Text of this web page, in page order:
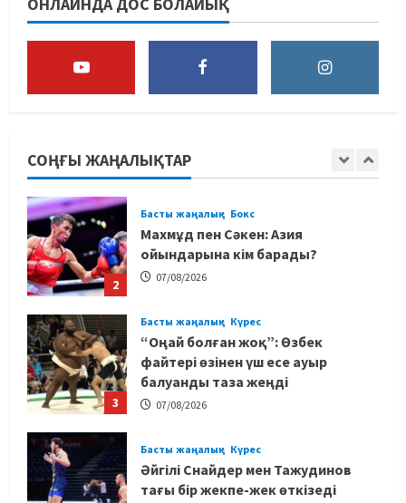
СОҢҒЫ ЖАҢАЛЫҚТАР
құрамасының бас бапкері
тағайындалды
1 07/08/2026
2
Басты жаңалық Бокс
Махмұд пен Сәкен: Азия
ойындарына кім барады?
07/08/2026
3
Басты жаңалық Күрес
“Оңай болған жоқ”: Өзбек
файтері өзінен үш есе ауыр
балуанды таза жеңді
07/08/2026
Басты жаңалық Күрес
Әйгілі Снайдер мен Тажудинов
тағы бір жекпе-жек өткізеді